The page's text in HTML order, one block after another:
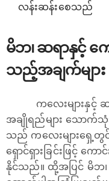
လန်းဆန်းစေသည်
မိဘ၊ ဆရာနှင့် ကျ
သည့်အချက်များ
ကလေးများနှင့်
အချိုရည်များ သောက်သုံ
သည် ကလေးများရှေ့တွ
ရှောင်ရှားခြင်းဖြင့် ကေ
နိုင်သည်။ ထို့အပြင် မိဘ၊